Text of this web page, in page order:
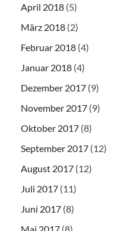
April 2018 (5)
März 2018 (2)
Februar 2018 (4)
Januar 2018 (4)
Dezember 2017 (9)
November 2017 (9)
Oktober 2017 (8)
September 2017 (12)
August 2017 (12)
Juli 2017 (11)
Juni 2017 (8)